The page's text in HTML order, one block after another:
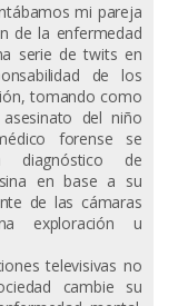
mi pareja
de la enfermedad
serie de twits en
de los
tomando como
del niño
forense se
diagnóstico de
en base a su
de las cámaras
exploración u
televisivas no
cambie su